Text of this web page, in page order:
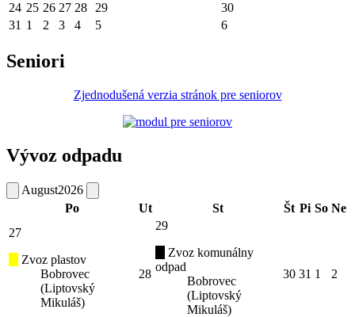
24 25 26 27 28 29
30
31 1 2 3 4 5 6
Seniori
Zjednodušená verzia stránok pre seniorov
Vývoz odpadu
August2026
Po
Ut St Št Pi So Ne
27
Zvoz plastov
Bobrovec
(Liptovský
Mikuláš)
28
29
Zvoz komunálny
odpad
Bobrovec
(Liptovský
Mikuláš)
30 31 1 2